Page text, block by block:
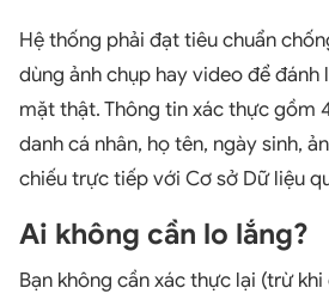
Hệ thống phải đạt tiêu chuẩn
dùng ảnh chụp hay video để đánh
mặt thật. Thông tin xác thực gồm
danh cá nhân, họ tên, ngày sinh,
chiếu trực tiếp với Cơ sở Dữ liệu
Ai không cần lo lắng?
Bạn không cần xác thực lại (trừ